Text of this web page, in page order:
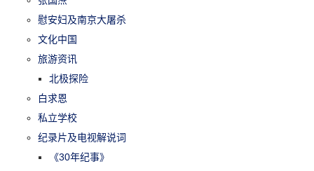
慰安妇及南京大屠杀
文化中国
旅游资讯
北极探险
白求恩
私立学校
纪录片及电视解说词
《30年纪事》